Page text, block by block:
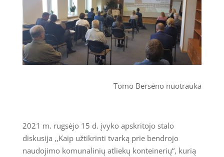
Tomo Bersėno nuotrauka
2021 m. rugsėjo 15 d. įvyko apskritojo stalo
diskusija ,,Kaip užtikrinti tvarką prie bendrojo
naudojimo komunalinių atliekų konteinerių“, kurią